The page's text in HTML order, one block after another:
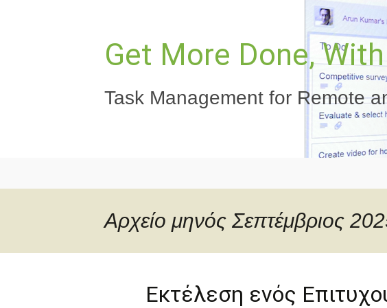
Get More Done,
Task Management for Remote
Αρχείο μηνός Σεπτέμβριος
Εκτέλεση ενός